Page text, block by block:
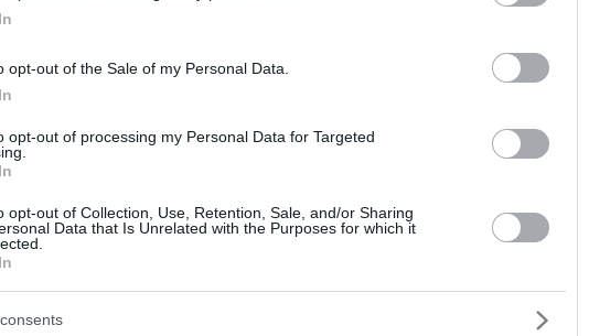
opt-out of the Sale of my Personal Data.
opt-out of processing my Personal Data for Targeted
opt-out of Collection, Use, Retention, Sale, and/or Sharing
Data that Is Unrelated with the Purposes for which it
είναι πρωτεύουσα και
χρόνο.
H Σκιάθος
μόλις 2,4 ναυτικά μίλια από τις ακτές